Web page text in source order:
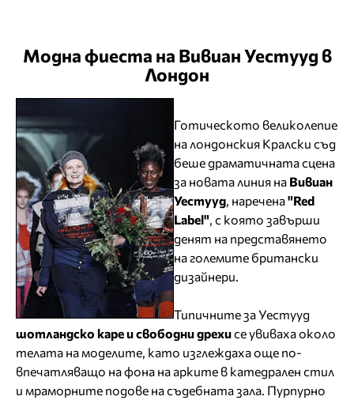
Модна фиеста на Вивиан Уестууд в
Лондон
Готическото великолепие
на лондонския Кралски съд
беше драматичната сцена
за новата линия на Вивиан
Уестууд , наречена"Red
Label" , с която завърши
денят на представянето
на големите британски
дизайнери.
Типичните за Уестууд
шотландско каре и свободни дрехисе увиваха около
телата на моделите, като изглеждаха още по-
впечатляващо на фона на арките в катедрален стил
и мраморните подове на съдебната зала. Пурпурно